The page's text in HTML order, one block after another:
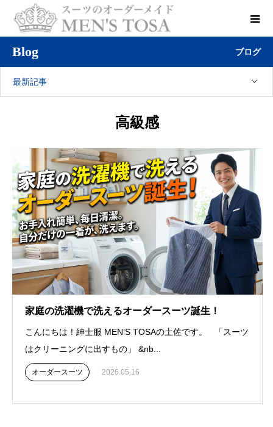
Blog ブログ
最新記事
高級感
家庭の洗濯機で洗えるオーダースーツ誕生！
こんにちは！紳士服 MEN’S TOSAの土佐です。 「スーツ
はクリーニングに出すもの」 &nb...
オーダースーツ 2026.05.16